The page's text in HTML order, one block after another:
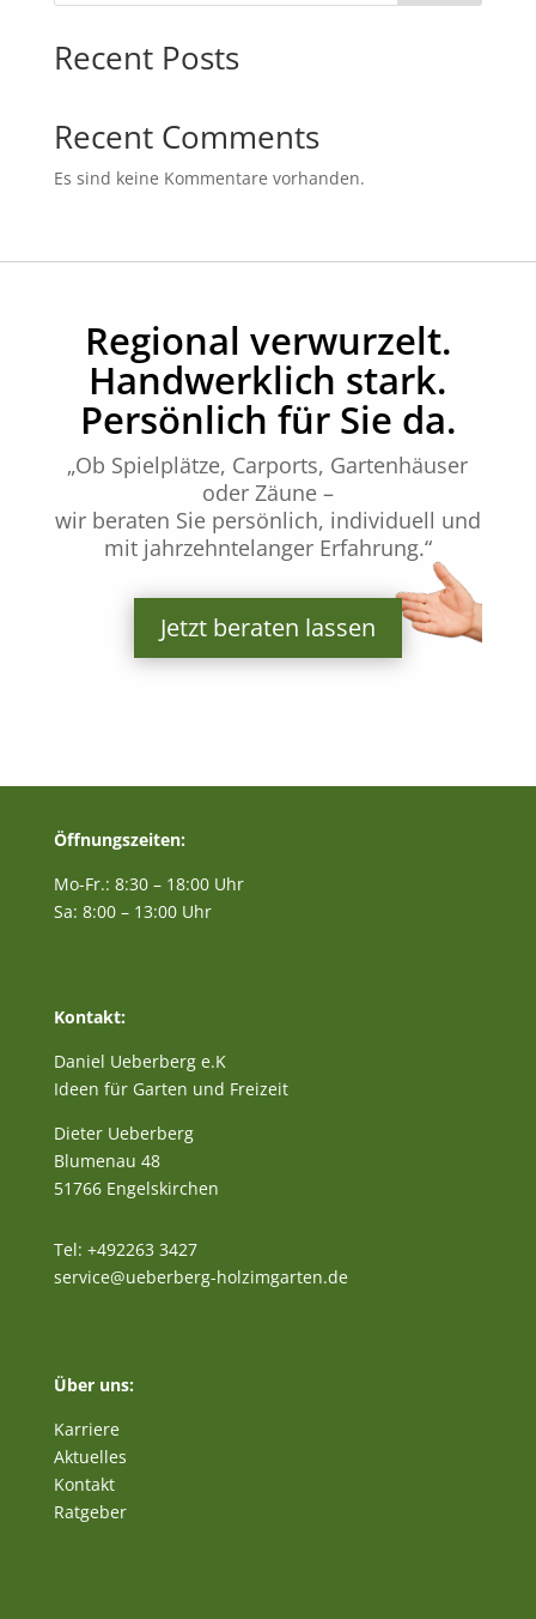
Recent Posts
Recent Comments
Es sind keine Kommentare vorhanden.
Regional verwurzelt.
Handwerklich stark.
Persönlich für Sie da.
„Ob Spielplätze, Carports, Gartenhäuser
oder Zäune –
wir beraten Sie persönlich, individuell und
mit jahrzehntelanger Erfahrung.“
Jetzt beraten lassen
Öffnungszeiten:
Mo-Fr.: 8:30 – 18:00 Uhr
Sa: 8:00 – 13:00 Uhr
Kontakt:
Daniel Ueberberg e.K
Ideen für Garten und Freizeit
Dieter Ueberberg
Blumenau 48
51766 Engelskirchen
Tel: +492263 3427
service@ueberberg-holzimgarten.de
Über uns:
Karriere
Aktuelles
Kontakt
Ratgeber